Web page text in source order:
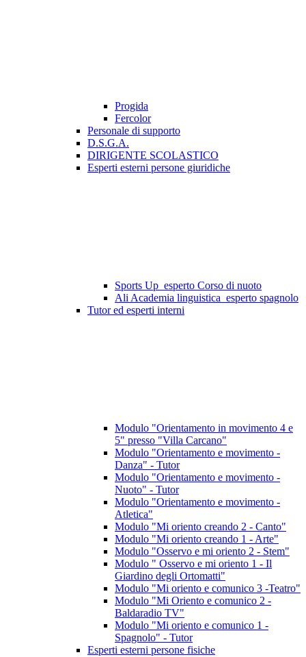
Progida
Fercolor
Personale di supporto
D.S.G.A.
DIRIGENTE SCOLASTICO
Esperti esterni persone giuridiche
Sports Up_esperto Corso di nuoto
Ali Academia linguistica_esperto spagnolo
Tutor ed esperti interni
Modulo "Orientamento in movimento 4 e
5" presso "Villa Carcano"
Modulo "Orientamento e movimento -
Danza" - Tutor
Modulo "Orientamento e movimento -
Nuoto" - Tutor
Modulo "Orientamento e movimento -
Atletica"
Modulo "Mi oriento creando 2 - Canto"
Modulo "Mi oriento creando 1 - Arte"
Modulo "Osservo e mi oriento 2 - Stem"
Modulo " Osservo e mi oriento 1 - Il
Giardino degli Ortomatti"
Modulo "Mi oriento e comunico 3 -Teatro"
Modulo "Mi Oriento e comunico 2 -
Baldaradio TV"
Modulo "Mi oriento e comunico 1 -
Spagnolo" - Tutor
Esperti esterni persone fisiche